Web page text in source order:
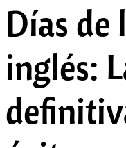
Días de
inglés: